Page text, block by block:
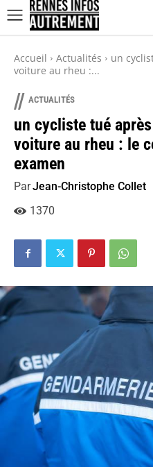
Accueil Actualités
un
voiture au rheu :...
// ACTUALITÉS
un cycliste tué
voiture au rheu : le
examen
ParJean-Christophe Collet
1370